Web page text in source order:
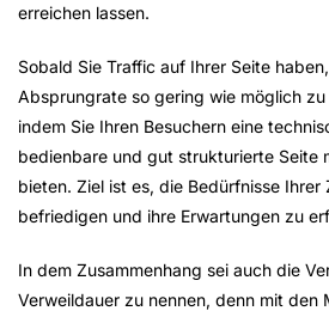
erreichen lassen.
Sobald Sie Traffic auf Ihrer Seite
Absprungrate so gering wie möglich
indem Sie Ihren Besuchern eine
bedienbare und gut strukturierte Seite
bieten. Ziel ist es, die Bedürfnisse Ihrer
befriedigen und ihre Erwartungen zu
In dem Zusammenhang sei auch die
Verweildauer zu nennen, denn mit den